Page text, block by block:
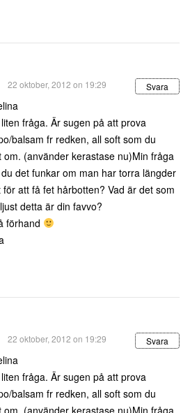
22 oktober, 2012 on 19:29 Svara
fråga. Är sugen på att prova
balsam fr redken, all soft som du
om. (använder kerastase nu)Min fråga
det funkar om man har torra längder
för att få fet hårbotten? Vad är det som
detta är din favvo?
förhand
22 oktober, 2012 on 19:29 Svara
fråga. Är sugen på att prova
balsam fr redken, all soft som du
om. (använder kerastase nu)Min fråga